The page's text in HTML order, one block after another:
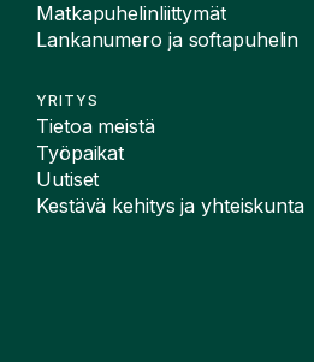
Matkapuhelinliittymät
Lankanumero ja softapuhelin
YRITYS
Tietoa meistä
Työpaikat
Uutiset
Kestävä kehitys ja yhteiskunta